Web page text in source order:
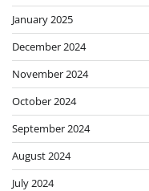
January 2025
December 2024
November 2024
October 2024
September 2024
August 2024
July 2024